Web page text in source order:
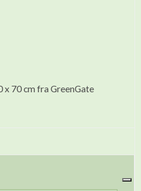
70 cm fra GreenGate